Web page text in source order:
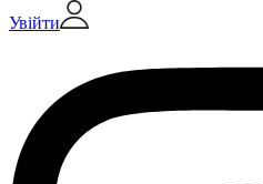
Увійти